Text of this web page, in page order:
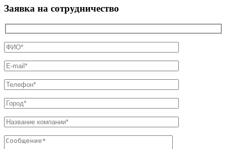
Заявка на сотрудничество